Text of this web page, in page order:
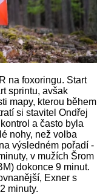
na foxoringu. Start
sprintu, avšak
mapy, kterou během
si stavitel Ondřej
a často byla
nohy, než volba
výsledném pořadí -
v mužích Šrom
dokonce 9 minut.
Exner s
minuty.